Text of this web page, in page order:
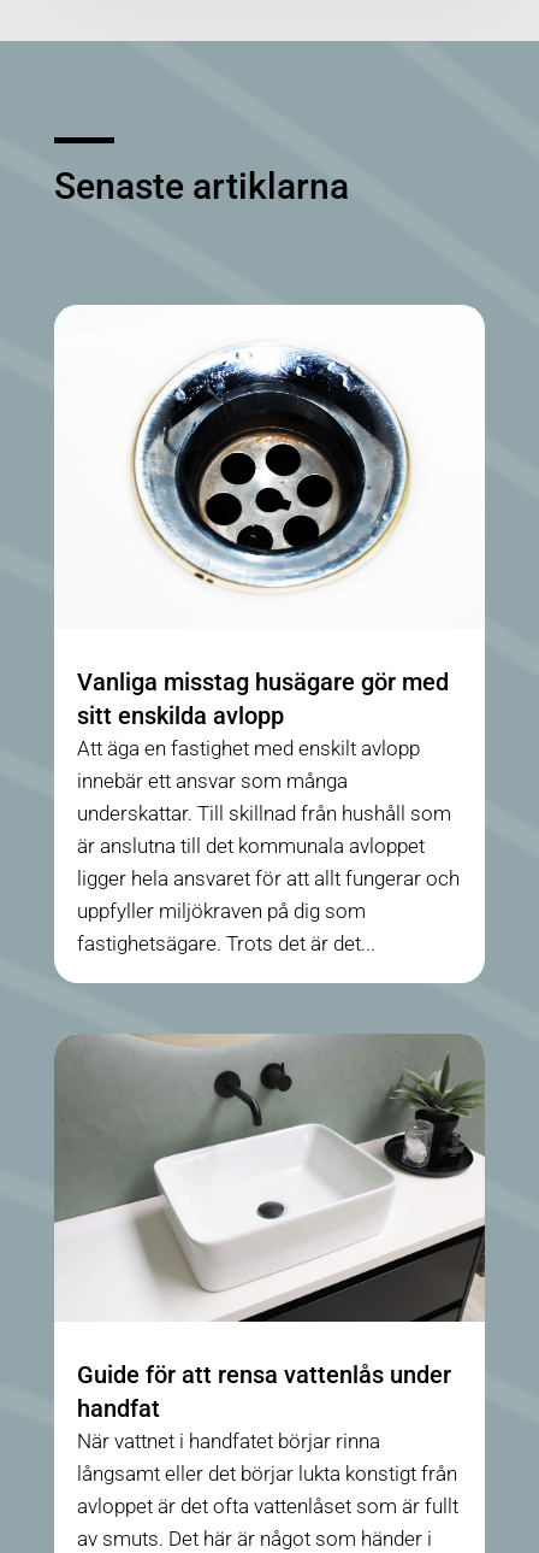
Senaste artiklarna
Vanliga misstag husägare gör med
sitt enskilda avlopp
Att äga en fastighet med enskilt avlopp
innebär ett ansvar som många
underskattar. Till skillnad från hushåll som
är anslutna till det kommunala avloppet
ligger hela ansvaret för att allt fungerar och
uppfyller miljökraven på dig som
fastighetsägare. Trots det är det...
Guide för att rensa vattenlås under
handfat
När vattnet i handfatet börjar rinna
långsamt eller det börjar lukta konstigt från
avloppet är det ofta vattenlåset som är fullt
av smuts. Det här är något som händer i